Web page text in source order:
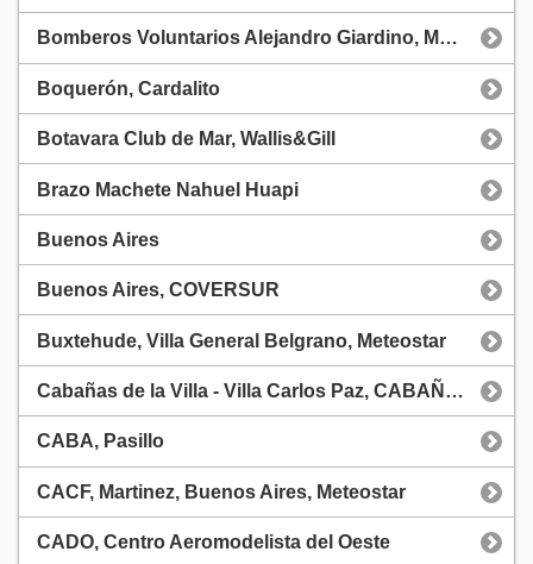
Bomberos Voluntarios Alejandro Giardino, MeteoStar Team
Boquerón, Cardalito
Botavara Club de Mar, Wallis&Gill
Brazo Machete Nahuel Huapi
Buenos Aires
Buenos Aires, COVERSUR
Buxtehude, Villa General Belgrano, Meteostar
Cabañas de la Villa - Villa Carlos Paz, CABAÑAS de la VILLA
CABA, Pasillo
CACF, Martinez, Buenos Aires, Meteostar
CADO, Centro Aeromodelista del Oeste